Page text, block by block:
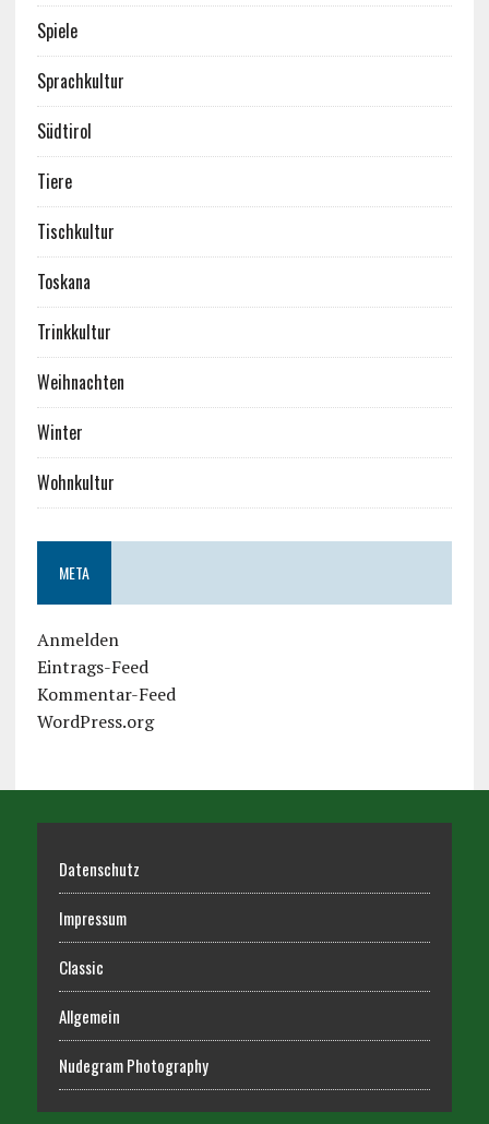
Spiele
Sprachkultur
Südtirol
Tiere
Tischkultur
Toskana
Trinkkultur
Weihnachten
Winter
Wohnkultur
META
Anmelden
Eintrags-Feed
Kommentar-Feed
WordPress.org
Datenschutz
Impressum
Classic
Allgemein
Nudegram Photography